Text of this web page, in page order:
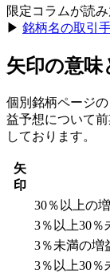
限定コラムが読み
▶︎ 銘柄名の取引
矢印の意味
個別銘柄ページ
益予想について
しております。
矢
印
30％以上の
3％以上30％
3％未満の増
3％以上30％